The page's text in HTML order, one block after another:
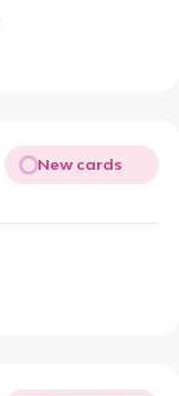
New cards